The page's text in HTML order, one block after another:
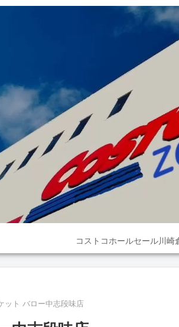
コストコホールセール川崎
ット バロー中志段味店